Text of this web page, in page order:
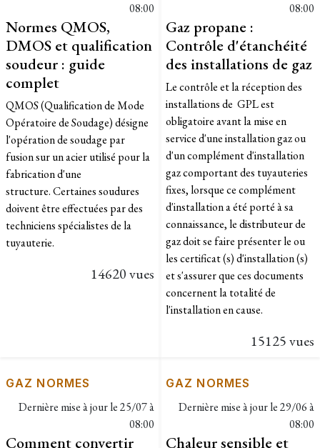
08:00
Normes QMOS,
DMOS et qualification
soudeur : guide
complet
QMOS (Qualification de Mode
Opératoire de Soudage) désigne
l'opération de soudage par
fusion sur un acier utilisé pour la
fabrication d'une
structure. Certaines soudures
doivent être effectuées par des
techniciens spécialistes de la
tuyauterie.
14620 vues
08:00
Gaz propane :
Contrôle d'étanchéité
des installations de gaz
Le contrôle et la réception des
installations de GPL est
obligatoire avant la mise en
service d'une installation gaz ou
d'un complément d'installation
gaz comportant des tuyauteries
fixes, lorsque ce complément
d'installation a été porté à sa
connaissance, le distributeur de
gaz doit se faire présenter le ou
les certificat (s) d'installation (s)
et s'assurer que ces documents
concernent la totalité de
l'installation en cause.
15125 vues
GAZ NORMES
Dernière mise à jour le25/07 à
08:00
Comment convertir
GAZ NORMES
Dernière mise à jour le29/06 à
08:00
Chaleur sensible et